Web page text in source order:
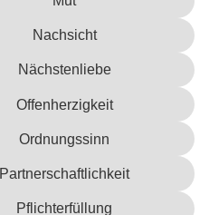
Nachsicht
Nächstenliebe
Offenherzigkeit
Ordnungssinn
Partnerschaftlichkeit
Pflichterfüllung